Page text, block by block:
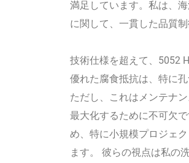
満足しています。私は、
に関して、一貫した品質
技術仕様を超えて、5052
優れた腐食抵抗は、特に
ただし、これはメンテナ
最大化するために不可欠
め、特に小規模プロジェ
ます。 彼らの視点は私の